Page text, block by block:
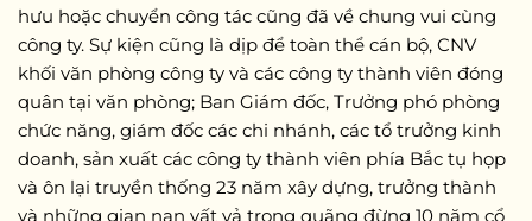
hưu hoặc chuyển công tác cũng đã về chung vui cùng
công ty. Sự kiện cũng là dịp để toàn thể cán bộ, CNV
khối văn phòng công ty và các công ty thành viên đóng
quân tại văn phòng; Ban Giám đốc, Trưởng phó phòng
chức năng, giám đốc các chi nhánh, các tổ trưởng kinh
doanh, sản xuất các công ty thành viên phía Bắc tụ họp
và ôn lại truyền thống 23 năm xây dựng, trưởng thành
và những gian nan vất vả trong quãng đừng 10 năm cổ